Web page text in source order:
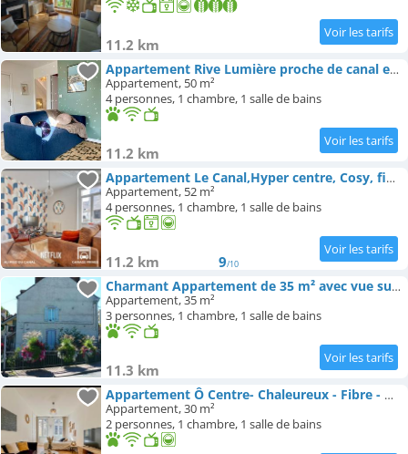
11.2 km
Appartement Rive Lumière proche de canal et city center
Appartement, 50 m²
4 personnes, 1 chambre, 1 salle de bains
11.2 km
Appartement Le Canal,Hyper centre, Cosy, fibre, parking privée, 1 a 4 pers
Appartement, 52 m²
4 personnes, 1 chambre, 1 salle de bains
11.2 km 9/10
Charmant Appartement de 35 m² avec vue sur le lac
Appartement, 35 m²
3 personnes, 1 chambre, 1 salle de bains
11.3 km
Appartement Ô Centre- Chaleureux - Fibre - Netflix
Appartement, 30 m²
2 personnes, 1 chambre, 1 salle de bains